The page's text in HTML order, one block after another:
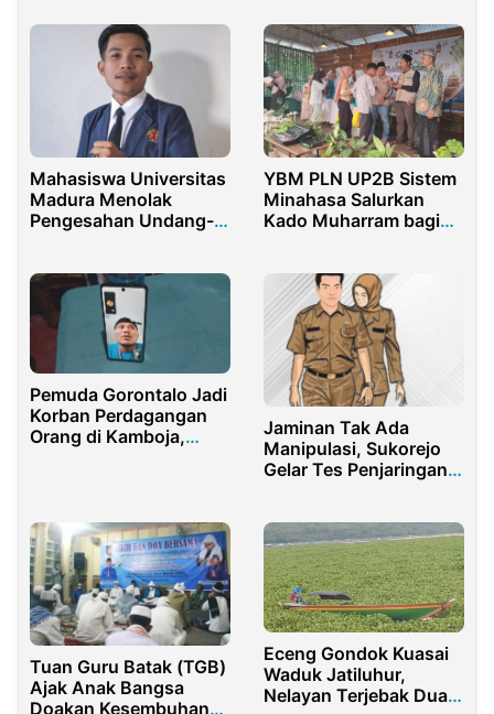
Mahasiswa Universitas
Madura Menolak
Pengesahan Undang-
YBM PLN UP2B Sistem
Minahasa Salurkan
Kado Muharram bagi
Pemuda Gorontalo Jadi
Korban Perdagangan
Orang di Kamboja,
Jaminan Tak Ada
Manipulasi, Sukorejo
Gelar Tes Penjaringan
Tuan Guru Batak (TGB)
Ajak Anak Bangsa
Doakan Kesembuhan
Eceng Gondok Kuasai
Waduk Jatiluhur,
Nelayan Terjebak Dua